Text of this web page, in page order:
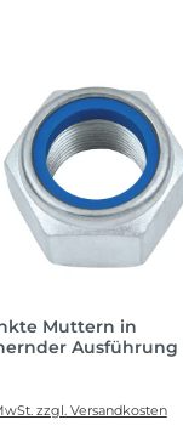
Muttern in
Ausführung
zzgl. Versandkosten